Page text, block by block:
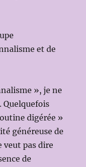
et de
», je ne
Quelquefois
digérée »
généreuse de
veut pas dire
de